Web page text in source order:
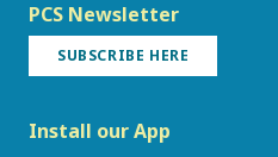
PCS Newsletter
SUBSCRIBE HERE
Install our App